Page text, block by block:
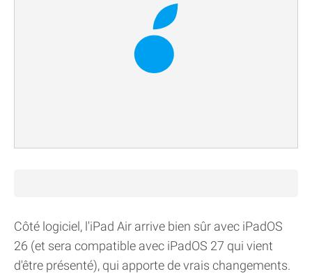
Côté logiciel, l'iPad Air arrive bien sûr avec iPadOS
26 (et sera compatible avec iPadOS 27 qui vient
d'être présenté), qui apporte de vrais changements.